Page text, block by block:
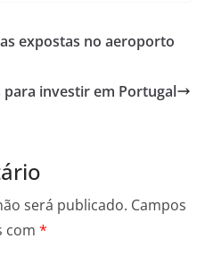
L
n
expostas no aeroporto
para investir em Portugal
será publicado. Campos
com *